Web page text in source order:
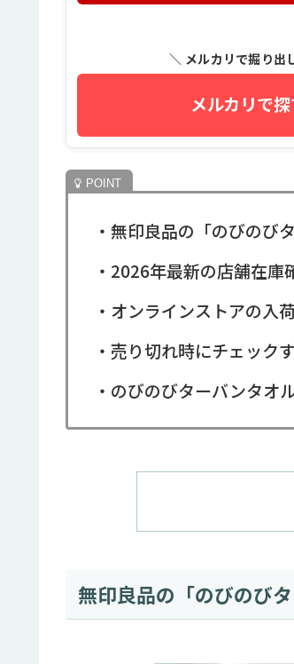
＼ メルカリで掘り出
メルカリで
・無印良品の「のびのび
・2026年最新の店舗在
・オンラインストアの入
・売り切れ時にチェック
・のびのびターバンタオ
無印良品の「のびのび